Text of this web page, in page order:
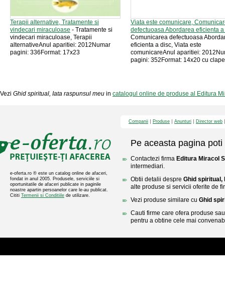
Terapii alternative, Tratamente si
vindecari miraculoase - Tratamente si
vindecari miraculoase, Terapii
alternativeAnul aparitiei: 2012Numar
pagini: 336Format: 17x23
Viata este comunicare,
defectuoasa Abordarea eficienta
Comunicarea defectuoasa
eficienta a disc, Viata este
comunicareAnul aparitiei:
pagini: 352Format: 14x20 cu
Vezi Ghid spiritual, Iata raspunsul meu in catalogul online de produse al Editura
e-oferta.ro ® este un catalog online de afaceri,
fondat in anul 2005. Produsele, serviciile si
oportunitatile de afaceri publicate in paginile
noastre apartin persoanelor care le-au publicat.
Cititi Termenii si Conditiile de utilizare.
Companii Produse Anunturi Director web
Pe aceasta pagina poti
Contactezi firma Editura Miracol
intermediari.
Obtii detalii despre Ghid spiritual,
alte produse si servicii oferite de
Vezi produse similare cu Ghid
Cauti firme care ofera produse
pentru a obtine cele mai